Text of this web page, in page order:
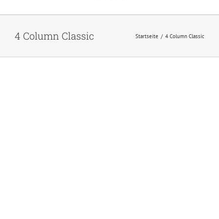
4 Column Classic Startseite / 4 Column Classic